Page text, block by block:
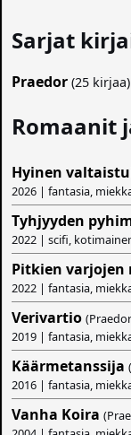
Sarjat
Praedor (25 kirjaa)
Romaanit
Hyinen
2026 | fantasia,
Tyhjyyden
2022 | scifi,
Pitkien varjojen
2022 | fantasia,
Verivartio
2019 | fantasia,
Käärmetanssija
2016 | fantasia,
Vanha Koira